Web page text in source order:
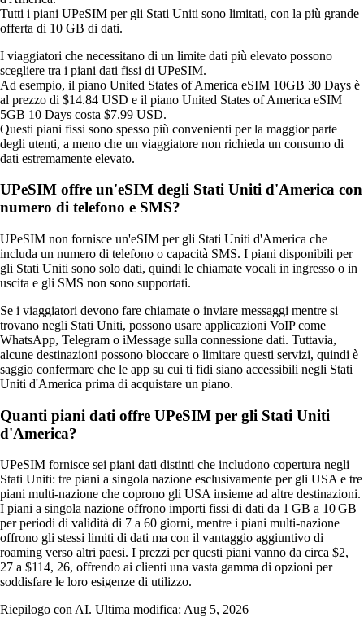
Tutti i piani UPeSIM per gli Stati Uniti sono limitati, con la più grande
offerta di 10 GB di dati.
I viaggiatori che necessitano di un limite dati più elevato possono
scegliere tra i piani dati fissi di UPeSIM.
Ad esempio, il piano United States of America eSIM 10GB 30 Days è
al prezzo di $14.84 USD e il piano United States of America eSIM
5GB 10 Days costa $7.99 USD.
Questi piani fissi sono spesso più convenienti per la maggior parte
degli utenti, a meno che un viaggiatore non richieda un consumo di
dati estremamente elevato.
UPeSIM offre un'eSIM degli Stati Uniti d'America con
numero di telefono e SMS?
UPeSIM non fornisce un'eSIM per gli Stati Uniti d'America che
includa un numero di telefono o capacità SMS. I piani disponibili per
gli Stati Uniti sono solo dati, quindi le chiamate vocali in ingresso o in
uscita e gli SMS non sono supportati.
Se i viaggiatori devono fare chiamate o inviare messaggi mentre si
trovano negli Stati Uniti, possono usare applicazioni VoIP come
WhatsApp, Telegram o iMessage sulla connessione dati. Tuttavia,
alcune destinazioni possono bloccare o limitare questi servizi, quindi è
saggio confermare che le app su cui ti fidi siano accessibili negli Stati
Uniti d'America prima di acquistare un piano.
Quanti piani dati offre UPeSIM per gli Stati Uniti
d'America?
UPeSIM fornisce sei piani dati distinti che includono copertura negli
Stati Uniti: tre piani a singola nazione esclusivamente per gli USA e tre
piani multi‑nazione che coprono gli USA insieme ad altre destinazioni.
I piani a singola nazione offrono importi fissi di dati da 1 GB a 10 GB
per periodi di validità di 7 a 60 giorni, mentre i piani multi‑nazione
offrono gli stessi limiti di dati ma con il vantaggio aggiuntivo di
roaming verso altri paesi. I prezzi per questi piani vanno da circa $2,
27 a $114, 26, offrendo ai clienti una vasta gamma di opzioni per
soddisfare le loro esigenze di utilizzo.
Riepilogo con AI. Ultima modifica: Aug 5, 2026